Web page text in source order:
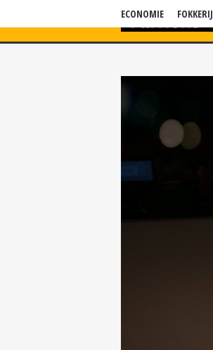
ECONOMIE FOKKERIJ